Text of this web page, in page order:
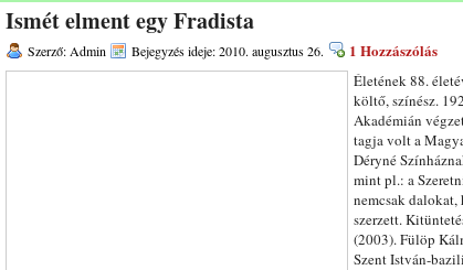
Ismét elment egy Fradista
Szerző: Admin Bejegyzés ideje: 2010. augusztus 26. 1 Hozzászólás
Életének 88.
költő, színész.
Akadémián
tagja volt a
Déryné
mint pl.: a
nemcsak dalokat,
szerzett.
(2003). Fülöp
Szent István-